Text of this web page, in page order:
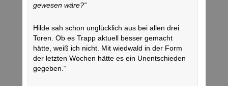
gewesen wäre?“
Hilde sah schon unglücklich aus bei allen drei
Toren. Ob es Trapp aktuell besser gemacht
hätte, weiß ich nicht. Mit wiedwald in der Form
der letzten Wochen hätte es ein Unentschieden
gegeben.“